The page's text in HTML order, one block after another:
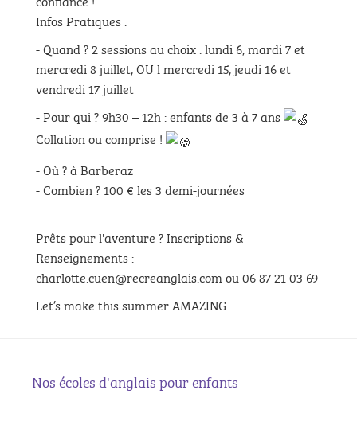
Infos Pratiques :
- Quand ? 2 sessions au choix : lundi 6, mardi 7 et
mercredi 8 juillet, OU l mercredi 15, jeudi 16 et
vendredi 17 juillet
- Pour qui ? 9h30 – 12h : enfants de 3 à 7 ans
Collation ou comprise !
- Où ? à Barberaz
- Combien ? 100 € les 3 demi-journées
Prêts pour l'aventure ? Inscriptions &
Renseignements :
charlotte.cuen@recreanglais.com ou 06 87 21 03 69
Let’s make this summer AMAZING
Nos écoles d'anglais pour enfants